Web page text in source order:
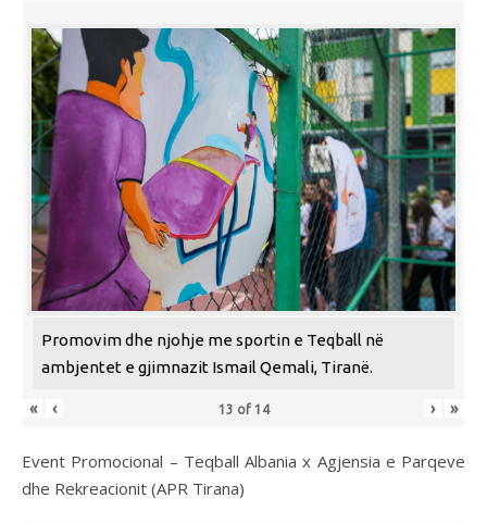
Promovim dhe njohje me sportin e Teqball në
ambjentet e gjimnazit Ismail Qemali, Tiranë.
« ‹ 13 of 14 › »
Event Promocional – Teqball Albania x Agjensia e Parqeve
dhe Rekreacionit (APR Tirana)